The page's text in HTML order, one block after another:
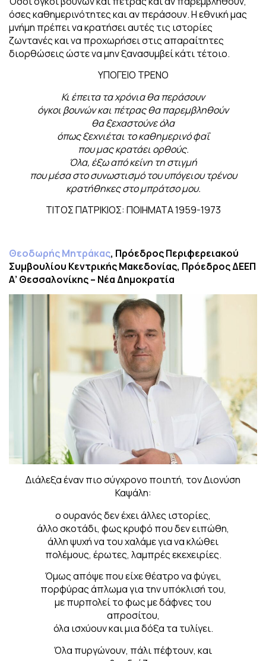
όσες καθημερινότητες και αν περάσουν. Η εθνική μας
μνήμη πρέπει να κρατήσει αυτές τις ιστορίες
ζωντανές και να προχωρήσει στις απαραίτητες
διορθώσεις ώστε να μην ξανασυμβεί κάτι τέτοιο.
ΥΠΟΓΕΙΟ ΤΡΕΝΟ
Κι έπειτα τα χρόνια θα περάσουν
όγκοι βουνών και πέτρας θα παρεμβληθούν
θα ξεχαστούνε όλα
όπως ξεχνιέται το καθημερινό φαΐ
που μας κρατάει ορθούς.
Όλα, έξω από κείνη τη στιγμή
που μέσα στο συνωστισμό του υπόγειου τρένου
κρατήθηκες στο μπράτσο μου.
ΤΙΤΟΣ ΠΑΤΡΙΚΙΟΣ: ΠΟΙΗΜΑΤΑ 1959-1973
Θεοδωρής Μητράκας, Πρόεδρος Περιφερειακού
Συμβουλίου Κεντρικής Μακεδονίας, Πρόεδρος ΔΕΕΠ
Α’ Θεσσαλονίκης – Νέα Δημοκρατία
Διάλεξα έναν πιο σύγχρονο ποιητή, τον Διονύση
Καψάλη:
ο ουρανός δεν έχει άλλες ιστορίες,
άλλο σκοτάδι, φως κρυφό που δεν ειπώθη,
άλλη ψυχή να του χαλάμε για να κλώθει
πολέμους, έρωτες, λαμπρές εκεχειρίες.
Όμως απόψε που είχε θέατρο να φύγει,
πορφύρας άπλωμα για την υπόκλισή του,
με πυρπολεί το φως με δάφνες του
απροσίτου,
όλα ισχύουν και μια δόξα τα τυλίγει.
Όλα πυργώνουν, πάλι πέφτουν, και